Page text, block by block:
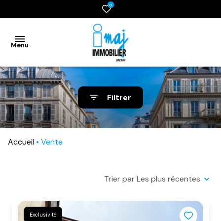
0
Menu
accueil
vente
location
estimation
Filtrer
Accueil Vente
Trier par Les plus récentes
Exclusivité